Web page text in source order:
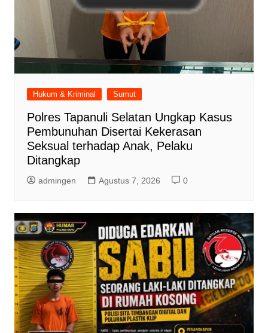
Hukum & Kriminal Sumut
Polres Tapanuli Selatan Ungkap Kasus
Pembunuhan Disertai Kekerasan
Seksual terhadap Anak, Pelaku
Ditangkap
admingen Agustus 7, 2026 0